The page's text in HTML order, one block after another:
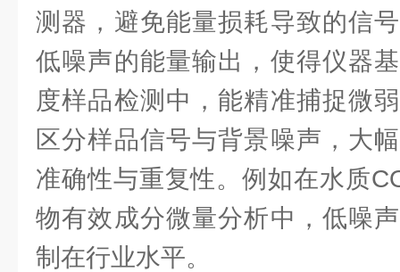
测器，避免能量损耗导致的信
低噪声的能量输出，使得仪器
度样品检测中，能精准捕捉微
区分样品信号与背景噪声，大
准确性与重复性。例如在水质
物有效成分微量分析中，低噪
制在行业水平。